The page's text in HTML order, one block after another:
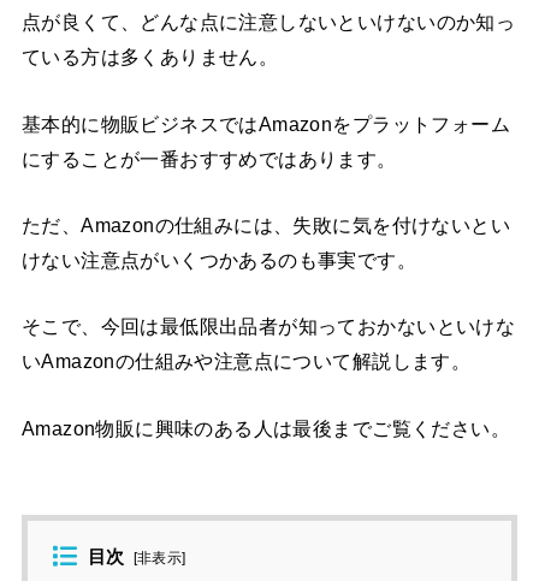
点が良くて、どんな点に注意しないといけないのか知っ
ている方は多くありません。
基本的に物販ビジネスではAmazonをプラットフォーム
にすることが一番おすすめではあります。
ただ、Amazonの仕組みには、失敗に気を付けないとい
けない注意点がいくつかあるのも事実です。
そこで、今回は最低限出品者が知っておかないといけな
いAmazonの仕組みや注意点について解説します。
Amazon物販に興味のある人は最後までご覧ください。
目次 [非表示]